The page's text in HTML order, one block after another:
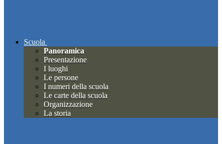
Scuola
Panoramica
Presentazione
I luoghi
Le persone
I numeri della scuola
Le carte della scuola
Organizzazione
La storia